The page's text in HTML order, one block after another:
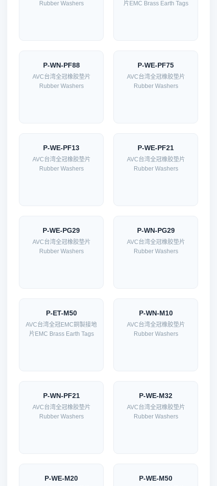
Rubber Washers 片EMC Brass Earth Tags
P-WN-PF88
AVC台湾全冠橡胶垫片
Rubber Washers
P-WE-PF75
AVC台湾全冠橡胶垫片
Rubber Washers
P-WE-PF13
AVC台湾全冠橡胶垫片
Rubber Washers
P-WE-PF21
AVC台湾全冠橡胶垫片
Rubber Washers
P-WE-PG29
AVC台湾全冠橡胶垫片
Rubber Washers
P-WN-PG29
AVC台湾全冠橡胶垫片
Rubber Washers
P-ET-M50
AVC台湾全冠EMC銅製接地
片EMC Brass Earth Tags
P-WN-M10
AVC台湾全冠橡胶垫片
Rubber Washers
P-WN-PF21
AVC台湾全冠橡胶垫片
Rubber Washers
P-WE-M32
AVC台湾全冠橡胶垫片
Rubber Washers
P-WE-M20 P-WE-M50